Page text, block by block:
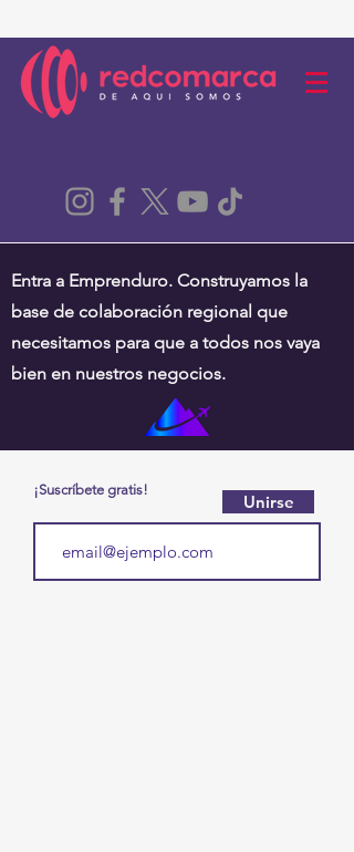
Entra a Emprenduro. Construyamos la
base de colaboración regional que
necesitamos para que a todos nos vaya
bien en nuestros negocios.
¡Suscríbete gratis!
Unirse